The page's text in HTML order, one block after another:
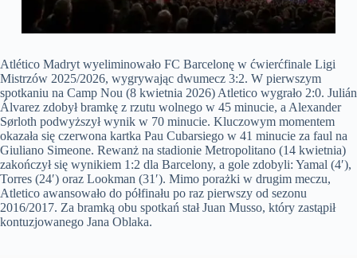
Atlético Madryt wyeliminowało FC Barcelonę w ćwierćfinale Ligi
Mistrzów 2025/2026, wygrywając dwumecz 3:2. W pierwszym
spotkaniu na Camp Nou (8 kwietnia 2026) Atletico wygrało 2:0. Julián
Álvarez zdobył bramkę z rzutu wolnego w 45 minucie, a Alexander
Sørloth podwyższył wynik w 70 minucie. Kluczowym momentem
okazała się czerwona kartka Pau Cubarsiego w 41 minucie za faul na
Giuliano Simeone. Rewanż na stadionie Metropolitano (14 kwietnia)
zakończył się wynikiem 1:2 dla Barcelony, a gole zdobyli: Yamal (4′),
Torres (24′) oraz Lookman (31′). Mimo porażki w drugim meczu,
Atletico awansowało do półfinału po raz pierwszy od sezonu
2016/2017. Za bramką obu spotkań stał Juan Musso, który zastąpił
kontuzjowanego Jana Oblaka.